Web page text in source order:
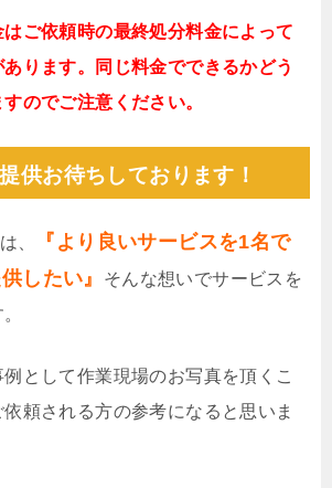
ご依頼時の最終処分料金によって
ります。同じ料金でできるかどう
のでご注意ください。
供お待ちしております！
、
『より良いサービスを1名で
したい』
そんな想いでサービスを
として作業現場のお写真を頂くこ
頼される方の参考になると思いま